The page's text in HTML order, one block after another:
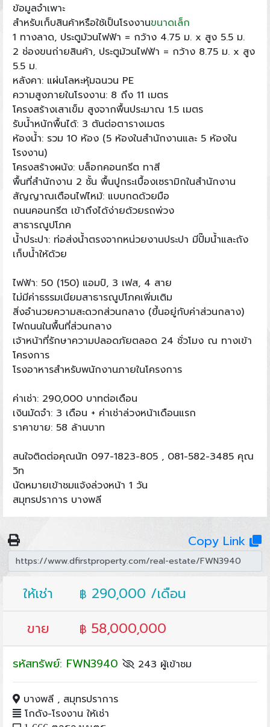
ข้อมูลจำเพาะ
สำหรับเก็บสินค้าหรือใช้เป็นโรงงานขนาดเล็ก
1 ทางลาด, ประตูม้วนไฟฟ้า = กว้าง 4.75 ม. x สูง 5.5 ม.
2 ช่องขนถ่ายสินค้า, ประตูม้วนไฟฟ้า = กว้าง 8.75 ม. x สูง
5.5 ม.
หลังคา: แผ่นโลหะหุ้มฉนวน PE
ความสูงภายในโรงงาน: 8 ถึง 11 เมตร
โครงสร้างเสาเข็ม สูงจากพื้นประมาณ 1.5 เมตร
รับน้ำหนักพื้นได้: 3 ตันต่อตารางเมตร
ห้องน้ำ: รวม 10 ห้อง (5 ห้องในสำนักงานและ 5 ห้องใน
โรงงาน)
โครงสร้างผนัง: บล็อกคอนกรีต ทาสี
พื้นที่สำนักงาน 2 ชั้น พื้นปูกระเบื้องเซรามิกในสำนักงาน
สัญญาณเตือนไฟไหม้: แบบกดด้วยมือ
ถนนคอนกรีต เข้าถึงได้ง่ายด้วยรถพ่วง
สาธารณูปโภค
น้ำประปา: ท่อส่งน้ำตรงจากหน่วยงานประปา มีปั๊มน้ำและถัง
เก็บน้ำให้ด้วย
ไฟฟ้า: 50 (150) แอมป์, 3 เฟส, 4 สาย
ไม่มีค่าธรรมเนียมสาธารณูปโภคเพิ่มเติม
สิ่งอำนวยความสะดวกส่วนกลาง (ขึ้นอยู่กับค่าส่วนกลาง)
ไฟถนนในพื้นที่ส่วนกลาง
เจ้าหน้าที่รักษาความปลอดภัยตลอด 24 ชั่วโมง ณ ทางเข้า
โครงการ
โรงอาหารสำหรับพนักงานภายในโครงการ
ค่าเช่า: 290,000 บาทต่อเดือน
เงินมัดจำ: 3 เดือน + ค่าเช่าล่วงหน้าเดือนแรก
ราคาขาย: 58 ล้านบาท
สนใจติดต่อคุณนัท 097-1823-805 , 081-582-3485 คุณ
วิท
นัดหมายเข้าชมแจ้งล่วงหน้า 1 วัน
สมุทรปราการ บางพลี
Copy Link
ให้เช่า ฿ 290,000 /เดือน
ขาย
฿ 58,000,000
รหัสทรัพย์: FWN3940 243 ผู้เข้าชม
บางพลี , สมุทรปราการ
โกดัง-โรงงาน ให้เช่า